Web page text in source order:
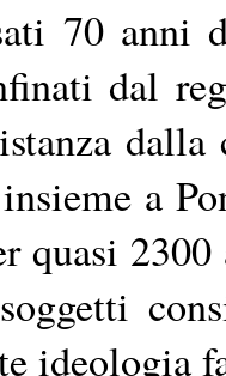
70 anni
dal
a
quasi
ideologia